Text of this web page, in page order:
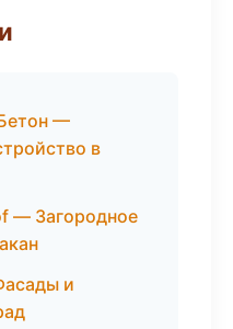
—
в
— Загородное
и